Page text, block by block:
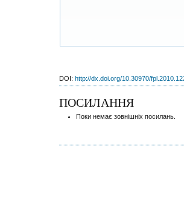
DOI: http://dx.doi.org/10.30970/
ПОСИЛАННЯ
Поки немає зовнішніх посилань.